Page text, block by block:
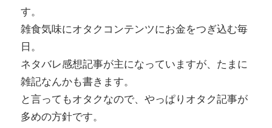
す。
雑食気味にオタクコンテンツにお金をつぎ込む毎
日。
ネタバレ感想記事が主になっていますが、たまに
雑記なんかも書きます。
と言ってもオタクなので、やっぱりオタク記事が
多めの方針です。